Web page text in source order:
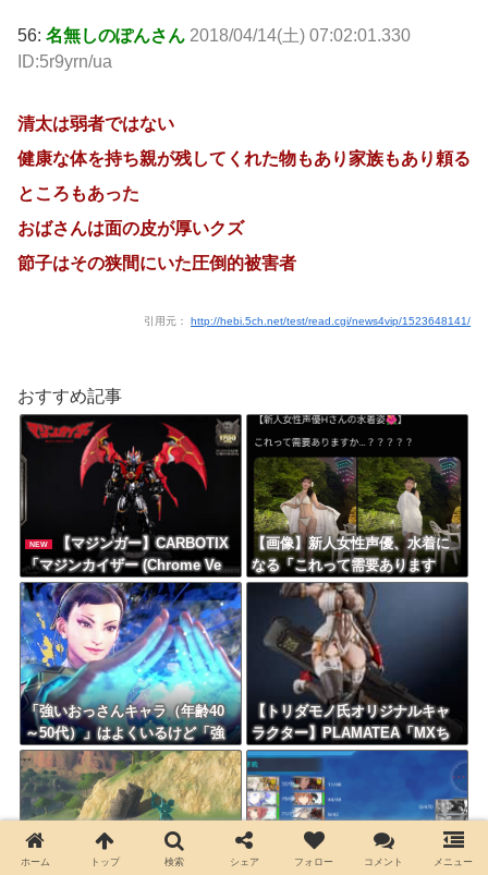
56: 名無しのぽんさん 2018/04/14(土) 07:02:01.330
ID:5r9yrn/ua
清太は弱者ではない
健康な体を持ち親が残してくれた物もあり家族もあり頼る
ところもあった
おばさんは面の皮が厚いクズ
節子はその狭間にいた圧倒的被害者
引用元： http://hebi.5ch.net/test/read.cgi/news4vip/1523648141/
おすすめ記事
NEW
【マジンガー】CARBOTIX
「マジンカイザー (Chrome Ve
r.)」「ボスボロット (Black Ve
r.)」合金アクションフィギュア
【予約開始】
【画像】新人女性声優、水着に
なる「これって需要あります
か？」
「強いおっさんキャラ（年齢40
～50代）」はよくいるけど「強
いおばさん」はいない…
【トリダモノ氏オリジナルキャ
ラクター】PLAMATEA「MXち
ゃん」プラモデル【明日予約開
始】
ホーム トップ 検索 シェア フォロー コメント メニュー